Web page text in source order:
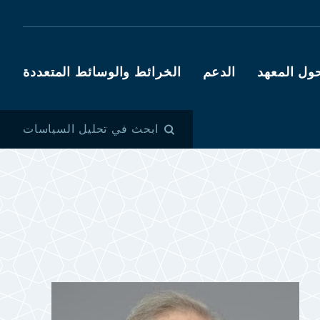
المعهد الدعم الخرائط والوسائط المتعددة
ابحث في تحليل السياسات